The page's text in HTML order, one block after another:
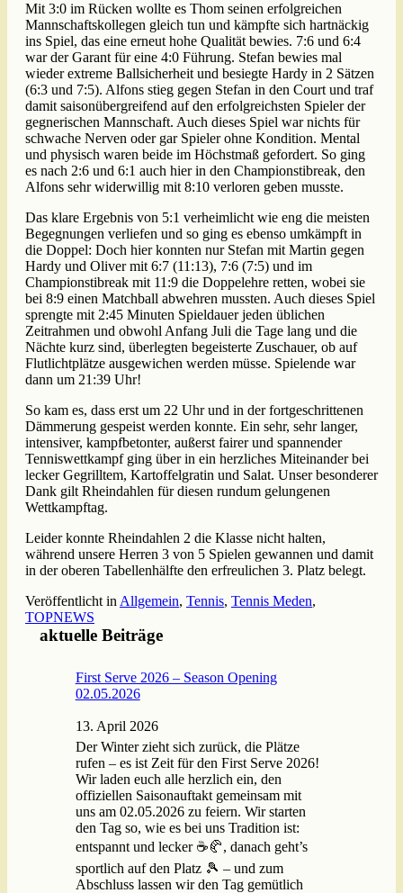
Mit 3:0 im Rücken wollte es Thom seinen erfolgreichen
Mannschaftskollegen gleich tun und kämpfte sich hartnäckig
ins Spiel, das eine erneut hohe Qualität bewies. 7:6 und 6:4
war der Garant für eine 4:0 Führung. Stefan bewies mal
wieder extreme Ballsicherheit und besiegte Hardy in 2 Sätzen
(6:3 und 7:5). Alfons stieg gegen Stefan in den Court und traf
damit saisonübergreifend auf den erfolgreichsten Spieler der
gegnerischen Mannschaft. Auch dieses Spiel war nichts für
schwache Nerven oder gar Spieler ohne Kondition. Mental
und physisch waren beide im Höchstmaß gefordert. So ging
es nach 2:6 und 6:1 auch hier in den Championstibreak, den
Alfons sehr widerwillig mit 8:10 verloren geben musste.
Das klare Ergebnis von 5:1 verheimlicht wie eng die meisten
Begegnungen verliefen und so ging es ebenso umkämpft in
die Doppel: Doch hier konnten nur Stefan mit Martin gegen
Hardy und Oliver mit 6:7 (11:13), 7:6 (7:5) und im
Championstibreak mit 11:9 die Doppelehre retten, wobei sie
bei 8:9 einen Matchball abwehren mussten. Auch dieses Spiel
sprengte mit 2:45 Minuten Spieldauer jeden üblichen
Zeitrahmen und obwohl Anfang Juli die Tage lang und die
Nächte kurz sind, überlegten begeisterte Zuschauer, ob auf
Flutlichtplätze ausgewichen werden müsse. Spielende war
dann um 21:39 Uhr!
So kam es, dass erst um 22 Uhr und in der fortgeschrittenen
Dämmerung gespeist werden konnte. Ein sehr, sehr langer,
intensiver, kampfbetonter, außerst fairer und spannender
Tenniswettkampf ging über in ein herzliches Miteinander bei
lecker Gegrilltem, Kartoffelgratin und Salat. Unser besonderer
Dank gilt Rheindahlen für diesen rundum gelungenen
Wettkampftag.
Leider konnte Rheindahlen 2 die Klasse nicht halten,
während unsere Herren 3 von 5 Spielen gewannen und damit
in der oberen Tabellenhälfte den erfreulichen 3. Platz belegt.
Veröffentlicht inAllgemein, Tennis, Tennis Meden,
TOPNEWS
aktuelle Beiträge
First Serve 2026 – Season Opening
02.05.2026
13. April 2026
Der Winter zieht sich zurück, die Plätze
rufen – es ist Zeit für den First Serve 2026!
Wir laden euch alle herzlich ein, den
offiziellen Saisonauftakt gemeinsam mit
uns am 02.05.2026 zu feiern. Wir starten
den Tag so, wie es bei uns Tradition ist:
entspannt und lecker ☕🥐, danach geht’s
sportlich auf den Platz 🎾 – und zum
Abschluss lassen wir den Tag gemütlich